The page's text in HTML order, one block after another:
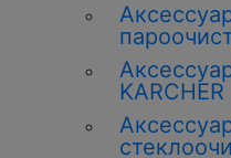
KARCHER